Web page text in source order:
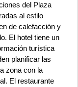
del Plaza
al estilo
de calefacción y
El hotel tiene un
turística
planificar las
zona con la
El restaurante